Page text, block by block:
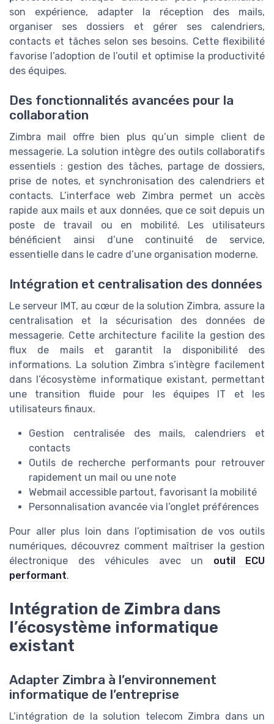
son expérience, adapter la réception des mails,
organiser ses dossiers et gérer ses calendriers,
contacts et tâches selon ses besoins. Cette flexibilité
favorise l’adoption de l’outil et optimise la productivité
des équipes.
Des fonctionnalités avancées pour la
collaboration
Zimbra mail offre bien plus qu’un simple client de
messagerie. La solution intègre des outils collaboratifs
essentiels : gestion des tâches, partage de dossiers,
prise de notes, et synchronisation des calendriers et
contacts. L’interface web Zimbra permet un accès
rapide aux mails et aux données, que ce soit depuis un
poste de travail ou en mobilité. Les utilisateurs
bénéficient ainsi d’une continuité de service,
essentielle dans le cadre d’une organisation moderne.
Intégration et centralisation des données
Le serveur IMT, au cœur de la solution Zimbra, assure la
centralisation et la sécurisation des données de
messagerie. Cette architecture facilite la gestion des
flux de mails et garantit la disponibilité des
informations. La solution Zimbra s’intègre facilement
dans l’écosystème informatique existant, permettant
une transition fluide pour les équipes IT et les
utilisateurs finaux.
Gestion centralisée des mails, calendriers et
contacts
Outils de recherche performants pour retrouver
rapidement un mail ou une note
Webmail accessible partout, favorisant la mobilité
Personnalisation avancée via l’onglet préférences
Pour aller plus loin dans l’optimisation de vos outils
numériques, découvrez comment maîtriser la gestion
électronique des véhicules avec un outil ECU
performant.
Intégration de Zimbra dans
l’écosystème informatique
existant
Adapter Zimbra à l’environnement
informatique de l’entreprise
L’intégration de la solution telecom Zimbra dans un